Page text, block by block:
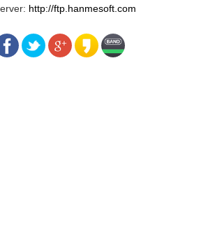
http://ftp.hanmesoft.com